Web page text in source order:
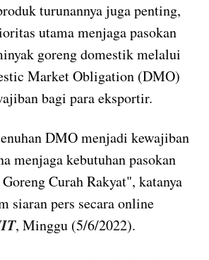
turunannya juga penting,
utama menjaga pasokan
goreng domestik melalui
Market Obligation (DMO)
bagi para eksportir.
DMO menjadi kewajiban
menjaga kebutuhan pasokan
Curah Rakyat", katanya
siaran pers secara online
, Minggu (5/6/2022).